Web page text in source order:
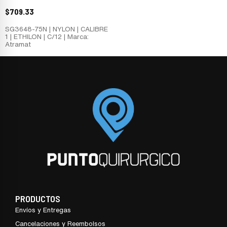
$709.33
SG3648-75N | NYLON | CALIBRE
1 | ETHILON | C/12 | Marca:
Atramat
PRODUCTOS
Envíos y Entregas
Cancelaciones y Reembolsos